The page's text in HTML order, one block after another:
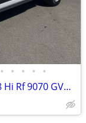
• • • • •
2025 Ford Transit Cargo Van T-250 148 Hi Rf 9070 GVWR AWD